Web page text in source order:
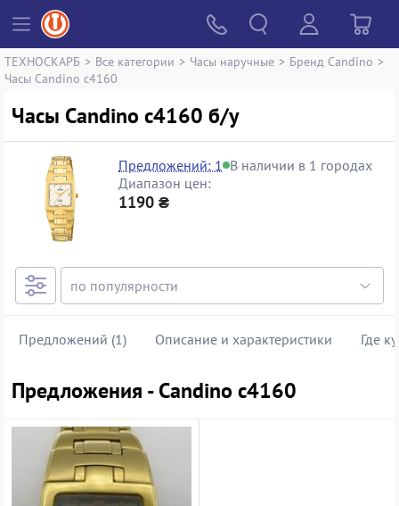
ТЕХНОСКАРБ > Все категории > Часы наручные > Бренд Candino >
Часы Candino c4160
Часы Candino c4160 б/у
Предложений: 1 В наличии в 1 городах
Диапазон цен:
1190 ₴
Предложений (1) Описание и характеристики Где
Предложения - Candino c4160